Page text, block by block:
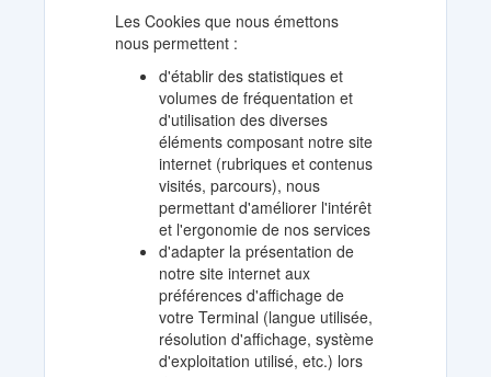
Les Cookies que nous émettons
nous permettent :
d'établir des statistiques et
volumes de fréquentation et
d'utilisation des diverses
éléments composant notre site
internet (rubriques et contenus
visités, parcours), nous
permettant d'améliorer l'intérêt
et l'ergonomie de nos services
d'adapter la présentation de
notre site internet aux
préférences d'affichage de
votre Terminal (langue utilisée,
résolution d'affichage, système
d'exploitation utilisé, etc.) lors